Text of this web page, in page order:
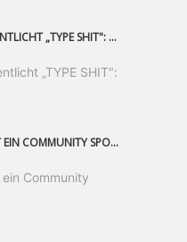
ERIK FEDKO VERÖFFENTLICHT „TYPE SHIT": EINEN 23-MINÜTIGEN MOUNTAINBIKE-FILM, ÜBER DREI JAHRE RUND UM DIE WELT GEDREHT. ZEITGLEICH LAUNCHT ER DIE GLEICHNAMIGE KOLLEKTION SEINER BRAND TYPE. EIN SEGMENT DES FILMS ERSCHEINT SEPARAT AUF RED BULL BIKE.
„TYPE SHIT":
MOUNTAINBIKEN IST EIN COMMUNITY SPORT UND DAS BEWEIST SICH IN DER BIKE REPUBLIC SÖLDEN GERADE EINDRUCKSVOLL AUF ALLEN LEVELN. FREERIDE PROFI, SHAPERIN UND FRISCH GEWÄHLTE SWATCH NINES MVP VERO SANDLER IST BEGEISTERT VON DER VIELFALT DER BIKE DESTINATION, DER NEUEN JUMPLINE UND PLÄDIERT FÜR MUT BEI (FRAUEN) COMMUNITIES. VERO UND IHR VERLOBTER SAM HODGES VERBRINGEN MEHRERE MONATE IN DER BIKE REPUBLIC UND LASSEN UNS DARAN TEILHABEN. UM COMMUNITY GEHT ES AUCH BEI DER PARTNERSCHAFT ZWISCHEN SÖLDEN UND DEM NEUEN RIDERS PARK DONOVALY IN DER SLOWAKEI: DER DORTIGE TOURISMUSDIREKTOR JIRI PEC IST ÜBERZEUGT: VON MEHR BIKEPARKS PROFITIERT DIE GANZE MTB-SZENE – UND MIT DOMINIK LINSER, GESCHÄFTSFÜHRER DER BRS, HAT ER DAMIT DEN PERFEKTEN PARTNER GEFUNDEN.
Community